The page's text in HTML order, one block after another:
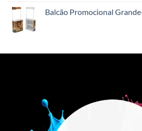
Balcão Promocional